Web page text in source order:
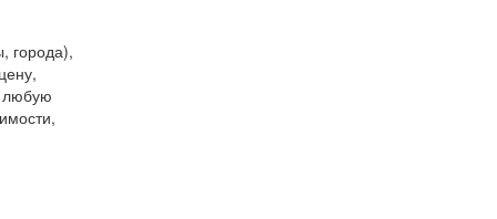
города),
любую